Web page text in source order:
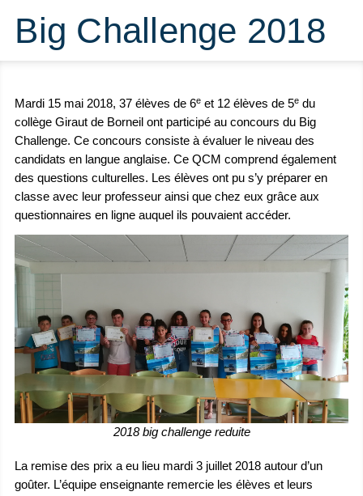
Big Challenge 2018
Mardi 15 mai 2018, 37 élèves de 6e et 12 élèves de 5e du
collège Giraut de Borneil ont participé au concours du Big
Challenge. Ce concours consiste à évaluer le niveau des
candidats en langue anglaise. Ce QCM comprend également
des questions culturelles. Les élèves ont pu s’y préparer en
classe avec leur professeur ainsi que chez eux grâce aux
questionnaires en ligne auquel ils pouvaient accéder.
2018 big challenge reduite
La remise des prix a eu lieu mardi 3 juillet 2018 autour d’un
goûter. L’équipe enseignante remercie les élèves et leurs